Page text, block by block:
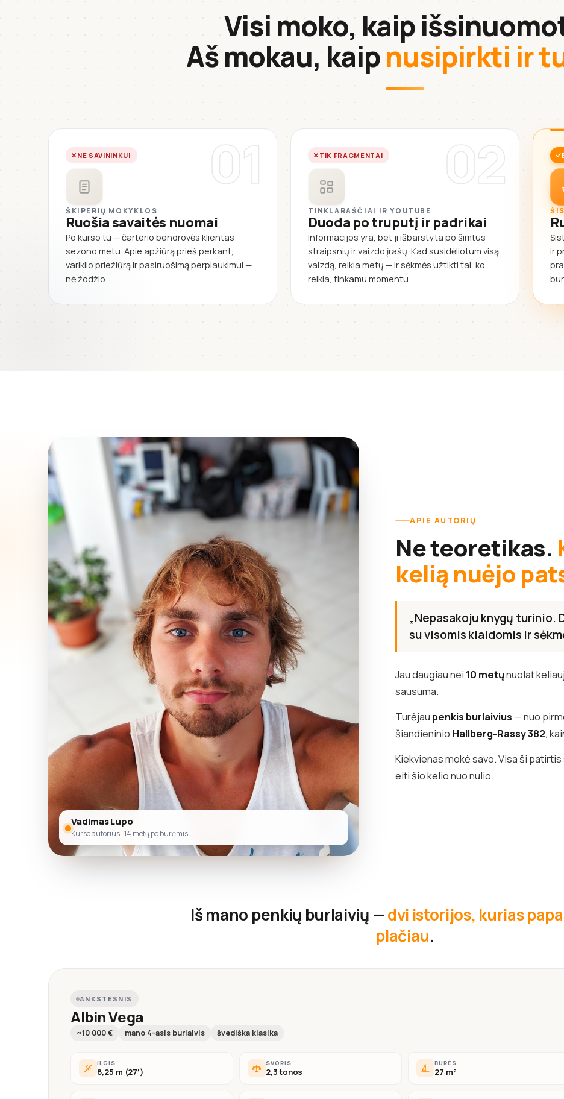
Visi moko, kaip
Aš mokau, kaipnusipirkti ir
01
NE SAVININKUI
ŠKIPERIŲ MOKYKLOS
Ruošia savaitės nuomai
Po kurso tu — čarterio bendrovės klientas
sezono metu. Apie apžiūrą prieš perkant,
variklio priežiūrą ir pasiruošimą perplaukimui —
nė žodžio.
02
TIK FRAGMENTAI
TINKLARAŠČIAI IR YOUTUBE
Duoda po truputį ir padrikai
Informacijos yra, bet ji išbarstyta po šimtus
straipsnių ir vaizdo įrašų. Kad susidėliotum visą
vaizdą, reikia metų — ir sėkmės užtikti tai, ko
reikia, tinkamu momentu.
ir
Vadimas Lupo
Kurso autorius · 14 metų po burėmis
APIE AUTORIŲ
Ne teoretikas.
kelią nuėjo
„Nepasakoju knygų turinio.
su visomis klaidomis ir
Jau daugiau nei 10 metųnuolat
sausuma.
Turėjau penkis burlaivius — nuo
šiandieninio Hallberg-Rassy 382,
Kiekvienas mokė savo. Visa ši
eiti šio kelio nuo nulio.
Iš mano penkių burlaivių —dvi istorijos, kurias
plačiau.
ANKSTESNIS
Albin Vega
~10 000 € mano 4-asis burlaivis švediška klasika
ILGIS
8,25 m (27′)
SVORIS
2,3 tonos
BURĖS
27 m²